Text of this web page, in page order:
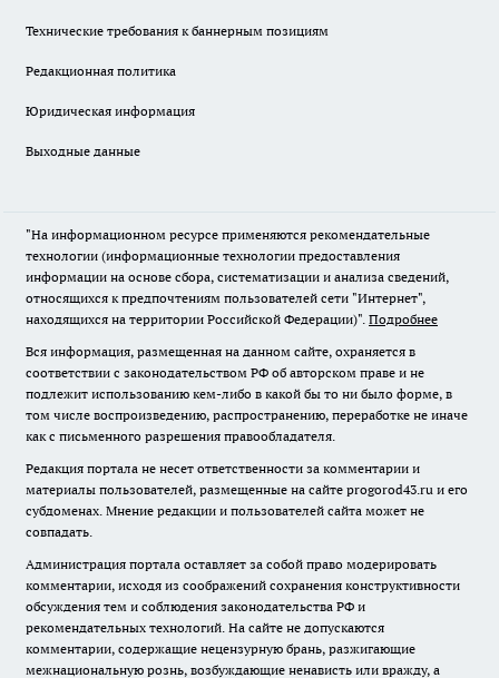
Технические требования к баннерным позициям
Редакционная политика
Юридическая информация
Выходные данные
"На информационном ресурсе применяются рекомендательные
технологии (информационные технологии предоставления
информации на основе сбора, систематизации и анализа сведений,
относящихся к предпочтениям пользователей сети "Интернет",
находящихся на территории Российской Федерации)". Подробнее
Вся информация, размещенная на данном сайте, охраняется в
соответствии с законодательством РФ об авторском праве и не
подлежит использованию кем-либо в какой бы то ни было форме, в
том числе воспроизведению, распространению, переработке не иначе
как с письменного разрешения правообладателя.
Редакция портала не несет ответственности за комментарии и
материалы пользователей, размещенные на сайте progorod43.ru и его
субдоменах. Мнение редакции и пользователей сайта может не
совпадать.
Администрация портала оставляет за собой право модерировать
комментарии, исходя из соображений сохранения конструктивности
обсуждения тем и соблюдения законодательства РФ и
рекомендательных технологий. На сайте не допускаются
комментарии, содержащие нецензурную брань, разжигающие
межнациональную рознь, возбуждающие ненависть или вражду, а